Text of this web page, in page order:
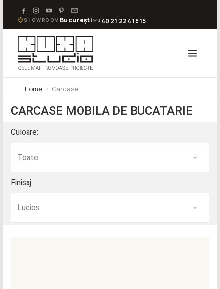
SHOWROOM București +40 21 224 15 15
Home Carcase
CARCASE MOBILA DE BUCATARIE
Culoare:
Finisaj: